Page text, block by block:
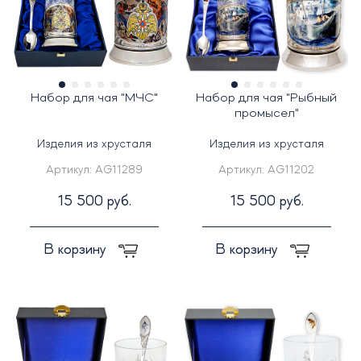
Набор для чая "МЧС"
Изделия из хрусталя
Артикул:AG11289
15 500 руб.
В корзину
Набор для чая "Рыбный
промысел"
Изделия из хрусталя
Артикул:AG11202
15 500 руб.
В корзину